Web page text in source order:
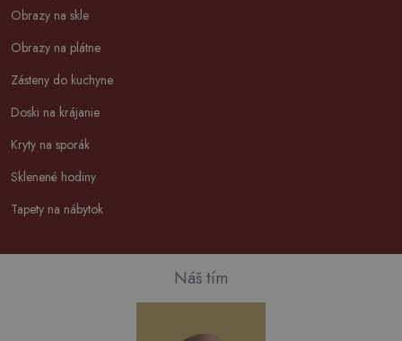
Obrazy na skle
Obrazy na plátne
Zásteny do kuchyne
Doski na krájanie
Kryty na sporák
Sklenené hodiny
Tapety na nábytok
Náš tím